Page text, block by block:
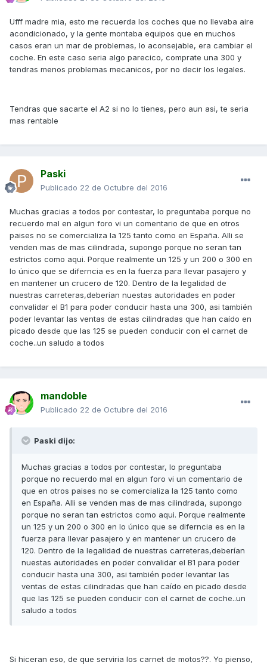
Ufff madre mia, esto me recuerda los coches que no llevaba aire
acondicionado, y la gente montaba equipos que en muchos
casos eran un mar de problemas, lo aconsejable, era cambiar el
coche. En este caso seria algo parecico, comprate una 300 y
tendras menos problemas mecanicos, por no decir los legales.
Tendras que sacarte el A2 si no lo tienes, pero aun asi, te seria
mas rentable
Paski
Publicado 22 de Octubre del 2016
Muchas gracias a todos por contestar, lo preguntaba porque no
recuerdo mal en algun foro vi un comentario de que en otros
paises no se comercializa la 125 tanto como en España. Alli se
venden mas de mas cilindrada, supongo porque no seran tan
estrictos como aqui. Porque realmente un 125 y un 200 o 300 en
lo único que se diferncia es en la fuerza para llevar pasajero y
en mantener un crucero de 120. Dentro de la legalidad de
nuestras carreteras,deberían nuestas autoridades en poder
convalidar el B1 para poder conducir hasta una 300, asi también
poder levantar las ventas de estas cilindradas que han caído en
picado desde que las 125 se pueden conducir con el carnet de
coche..un saludo a todos
mandoble
Publicado 22 de Octubre del 2016
Paski dijo:
Muchas gracias a todos por contestar, lo preguntaba
porque no recuerdo mal en algun foro vi un comentario de
que en otros paises no se comercializa la 125 tanto como
en España. Alli se venden mas de mas cilindrada, supongo
porque no seran tan estrictos como aqui. Porque realmente
un 125 y un 200 o 300 en lo único que se diferncia es en la
fuerza para llevar pasajero y en mantener un crucero de
120. Dentro de la legalidad de nuestras carreteras,deberían
nuestas autoridades en poder convalidar el B1 para poder
conducir hasta una 300, asi también poder levantar las
ventas de estas cilindradas que han caído en picado desde
que las 125 se pueden conducir con el carnet de coche..un
saludo a todos
Si hiceran eso, de que serviria los carnet de motos??. Yo pienso,